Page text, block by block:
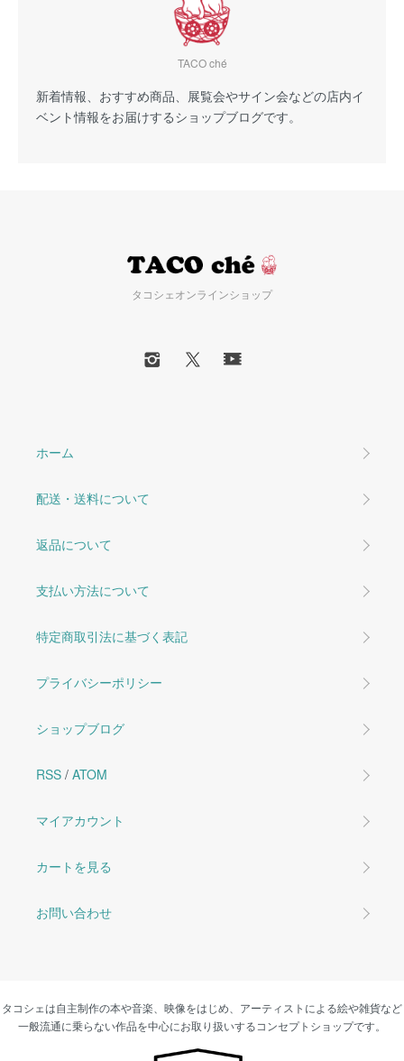
TACO ché
新着情報、おすすめ商品、展覧会やサイン会などの店内イ
ベント情報をお届けするショップブログです。
タコシェオンラインショップ
ホーム
配送・送料について
返品について
支払い方法について
特定商取引法に基づく表記
プライバシーポリシー
ショップブログ
RSS / ATOM
マイアカウント
カートを見る
お問い合わせ
タコシェは自主制作の本や音楽、映像をはじめ、アーティストによる絵や雑貨など
一般流通に乗らない作品を中心にお取り扱いするコンセプトショップです。